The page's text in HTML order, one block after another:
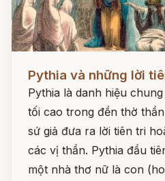
Pythia và những lời
Pythia là danh hiệu
tối cao trong đền thờ
sứ giả đưa ra lời tiên tri
các vị thần. Pythia đầu
một nhà thơ nữ là con